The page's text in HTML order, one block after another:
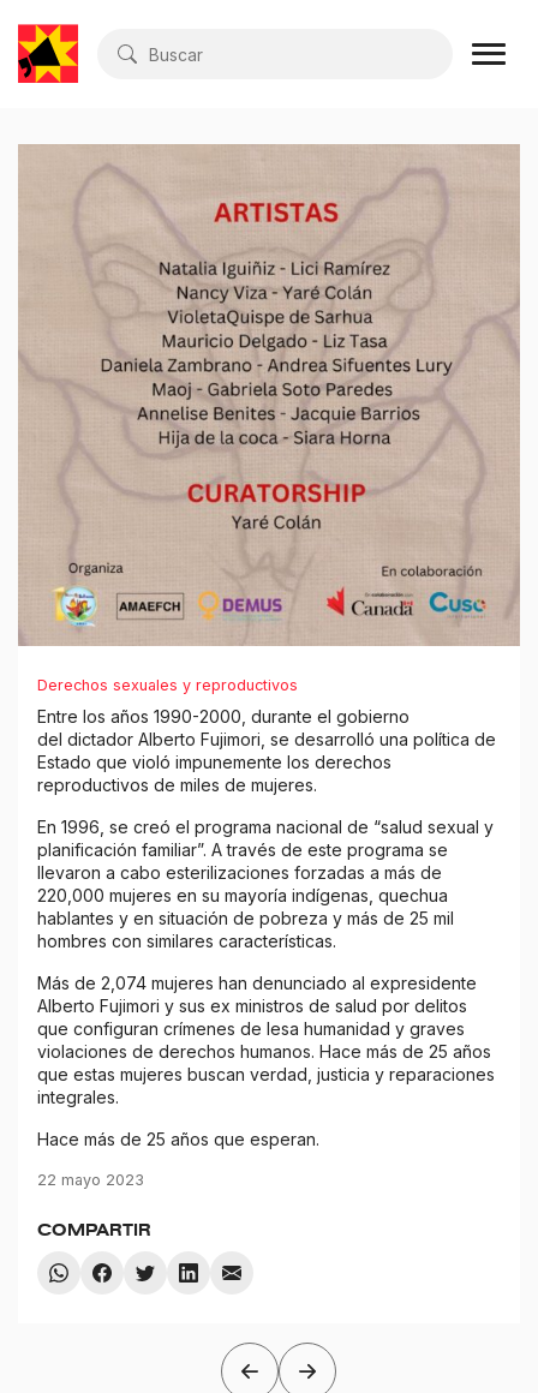
Derechos sexuales y reproductivos
Entre los años 1990-2000, durante el gobierno
del dictador Alberto Fujimori, se desarrolló una política de
Estado que violó impunemente los derechos
reproductivos de miles de mujeres.
En 1996, se creó el programa nacional de “salud sexual y
planificación familiar”. A través de este programa se
llevaron a cabo esterilizaciones forzadas a más de
220,000 mujeres en su mayoría indígenas, quechua
hablantes y en situación de pobreza y más de 25 mil
hombres con similares características.
Más de 2,074 mujeres han denunciado al expresidente
Alberto Fujimori y sus ex ministros de salud por delitos
que configuran crímenes de lesa humanidad y graves
violaciones de derechos humanos. Hace más de 25 años
que estas mujeres buscan verdad, justicia y reparaciones
integrales.
Hace más de 25 años que esperan.
22 mayo 2023
COMPARTIR